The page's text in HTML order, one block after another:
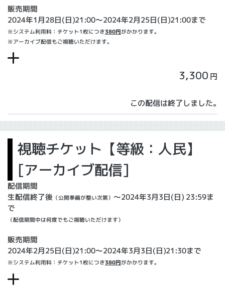
販売期間
2024年1月28日(日)21:00〜2024年2月25日(日)21:00まで
※システム利用料：チケット1枚につき380円がかかります。
※アーカイブ配信もご視聴いただけます。
3,300 円
この配信は終了しました。
視聴チケット【等級：人民】
[アーカイブ配信]
配信期間
生配信終了後 （公開準備が整い次第） ～2024年3月3日(日) 23:59ま
で
（配信期間中は何度でもご視聴いただけます）
販売期間
2024年2月25日(日)21:00〜2024年3月3日(日)21:30まで
※システム利用料：チケット1枚につき380円がかかります。